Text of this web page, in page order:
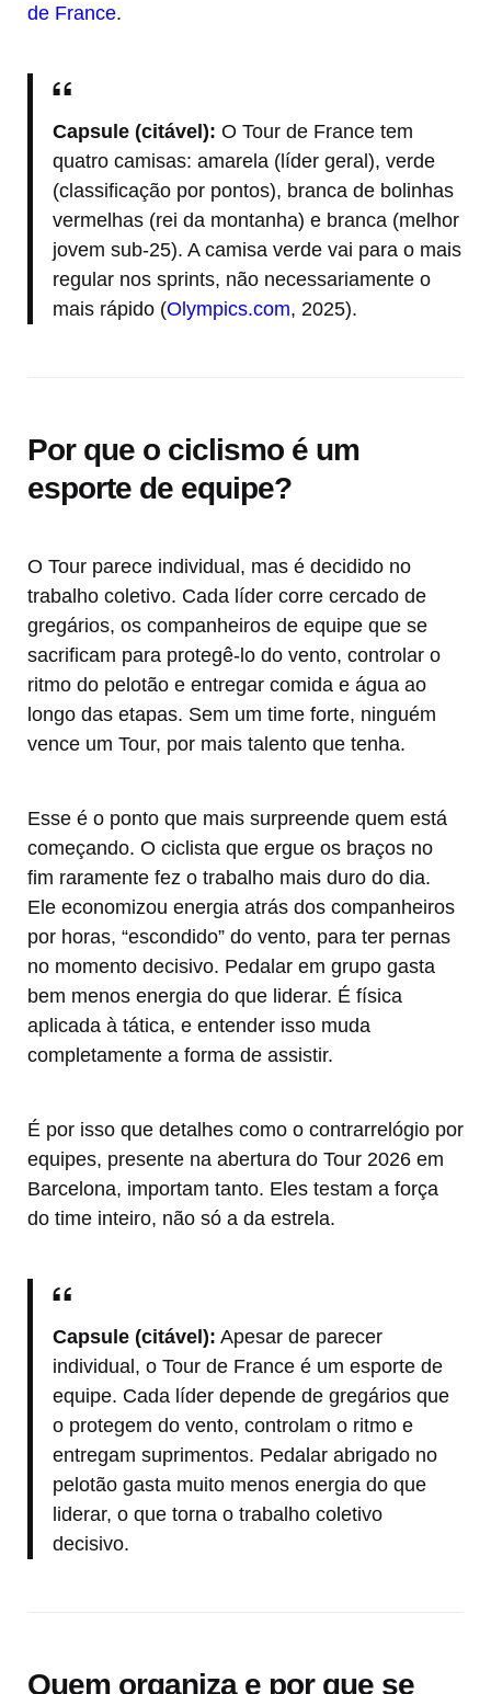
de France.
Capsule (citável): O Tour de France tem
quatro camisas: amarela (líder geral), verde
(classificação por pontos), branca de bolinhas
vermelhas (rei da montanha) e branca (melhor
jovem sub-25). A camisa verde vai para o mais
regular nos sprints, não necessariamente o
mais rápido (Olympics.com, 2025).
Por que o ciclismo é um
esporte de equipe?
O Tour parece individual, mas é decidido no
trabalho coletivo. Cada líder corre cercado de
gregários, os companheiros de equipe que se
sacrificam para protegê-lo do vento, controlar o
ritmo do pelotão e entregar comida e água ao
longo das etapas. Sem um time forte, ninguém
vence um Tour, por mais talento que tenha.
Esse é o ponto que mais surpreende quem está
começando. O ciclista que ergue os braços no
fim raramente fez o trabalho mais duro do dia.
Ele economizou energia atrás dos companheiros
por horas, “escondido” do vento, para ter pernas
no momento decisivo. Pedalar em grupo gasta
bem menos energia do que liderar. É física
aplicada à tática, e entender isso muda
completamente a forma de assistir.
É por isso que detalhes como o contrarrelógio por
equipes, presente na abertura do Tour 2026 em
Barcelona, importam tanto. Eles testam a força
do time inteiro, não só a da estrela.
Capsule (citável): Apesar de parecer
individual, o Tour de France é um esporte de
equipe. Cada líder depende de gregários que
o protegem do vento, controlam o ritmo e
entregam suprimentos. Pedalar abrigado no
pelotão gasta muito menos energia do que
liderar, o que torna o trabalho coletivo
decisivo.
Quem organiza e por que se